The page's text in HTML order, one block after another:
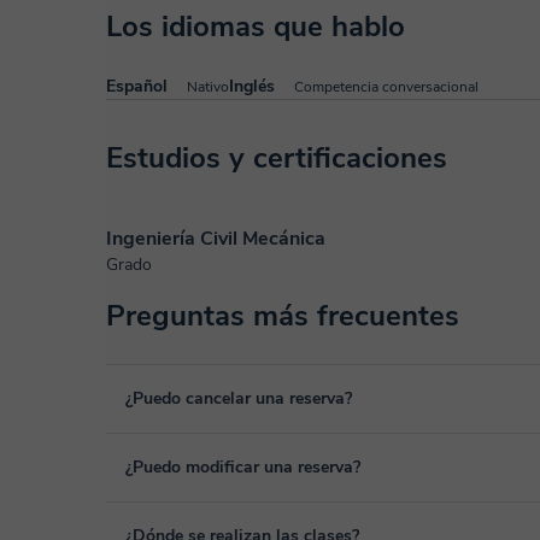
Los idiomas que hablo
Español NativoInglés Competencia conversacional
Estudios y certificaciones
Ingeniería Civil Mecánica
Grado
Preguntas más frecuentes
¿Puedo cancelar una reserva?
Sí, puedes cancelar una reserva hasta un máximo de 8
¿Puedo modificar una reserva?
Sí, siempre puede surgir algún imprevisto, por lo que